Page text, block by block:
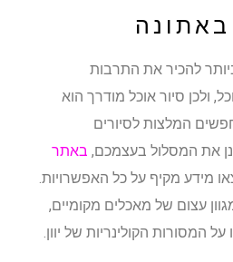
להכיר את התרבות
סיור אוכל מודרך הוא
המלצות לסיורים
את המסלול בעצמכם,באתר
מקיף על כל האפשרויות.
עצום של מאכלים מקומיים,
הקולינריות של יוון.